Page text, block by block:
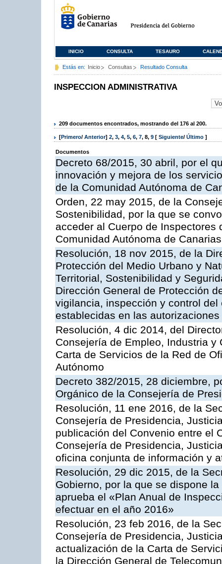
INICIO CONSULTA TESAURO
Estás en: Inicio Consultas Resultado Consulta
INSPECCION ADMINISTRATIVA
209 documentos encontrados, mostrando del 176 al 200.
[Primero/ Anterior] 2, 3, 4, 5, 6, 7, 8, 9 [ Siguiente/ Último ]
Documentos
Decreto 68/2015, 30 abril, por el
innovación y mejora de los
de la Comunidad Autónoma de
Orden, 22 may 2015, de la
Sostenibilidad, por la que se
acceder al Cuerpo de
Comunidad Autónoma de Canarias
Resolución, 18 nov 2015, de la
Protección del Medio Urbano y
Territorial, Sostenibilidad y
Dirección General de Protección
vigilancia, inspección y control
establecidas en las
Resolución, 4 dic 2014, del
Consejería de Empleo, Industria
Carta de Servicios de la Red de
Autónomo
Decreto 382/2015, 28 diciembre,
Orgánico de la Consejería de
Resolución, 11 ene 2016, de la
Consejería de Presidencia,
publicación del Convenio entre el
Consejería de Presidencia,
oficina conjunta de información y
Resolución, 29 dic 2015, de la
Gobierno, por la que se dispone
aprueba el «Plan Anual de
efectuar en el año 2016»
Resolución, 23 feb 2016, de la
Consejería de Presidencia,
actualización de la Carta de
la Dirección General de